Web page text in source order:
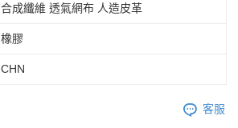
合成纖維 透氣網布 人造皮革
橡膠
CHN
客服